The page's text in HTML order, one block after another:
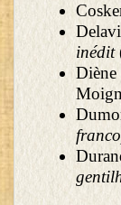
inédit